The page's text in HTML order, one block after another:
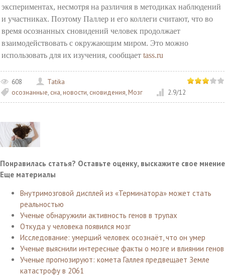
экспериментах, несмотря на различия в методиках наблюдений
и участниках. Поэтому Паллер и его коллеги считают, что во
время осознанных сновидений человек продолжает
взаимодействовать с окружающим миром. Это можно
использовать для их изучения, сообщает tass.ru
608
Tatika
осознанные, сна, новости, сновидения, Мозг 2.9/12
Понравилась статья? Оставьте оценку, выскажите свое мнение
Еще материалы
Внутримозговой дисплей из «Терминатора» может стать
реальностью
Ученые обнаружили активность генов в трупах
Откуда у человека появился мозг
Исследование: умерший человек осознаёт, что он умер
Ученые выяснили интересные факты о мозге и влиянии генов
Ученые прогнозируют: комета Галлея предвещает Земле
катастрофу в 2061